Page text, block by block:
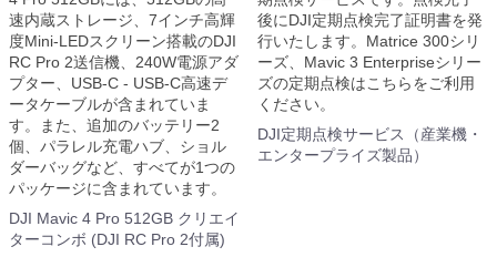
速内蔵ストレージ、7インチ高輝
度Mini-LEDスクリーン搭載のDJI
RC Pro 2送信機、240W電源アダ
プター、USB-C - USB-C高速デ
ータケーブルが含まれていま
す。また、追加のバッテリー2
個、パラレル充電ハブ、ショル
ダーバッグなど、すべてが1つの
パッケージに含まれています。
DJI Mavic 4 Pro 512GB クリエイ
ターコンボ (DJI RC Pro 2付属)
後にDJI定期点検完了証明書を発
行いたします。Matrice 300シリ
ーズ、Mavic 3 Enterpriseシリー
ズの定期点検はこちらをご利用
ください。
DJI定期点検サービス（産業機・
エンタープライズ製品）